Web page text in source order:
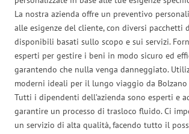
La nostra azienda offre un preventivo
alle esigenze del cliente, con diversi pacchetti
disponibili basati sullo scopo e sui servizi.
esperti per gestire i beni in modo sicuro ed
garantendo che nulla venga danneggiato.
moderni ideali per il lungo viaggio da Bolzano
Tutti i dipendenti dell’azienda sono esperti e
garantire un processo di trasloco fluido. Ci
un servizio di alta qualità, facendo tutto il